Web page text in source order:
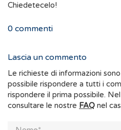
Chiedetecelo!
0 commenti
Lascia un commento
Le richieste di informazioni
possibile rispondere a tutti i
rispondere il prima possibile.
consultare le nostre FAQ nel